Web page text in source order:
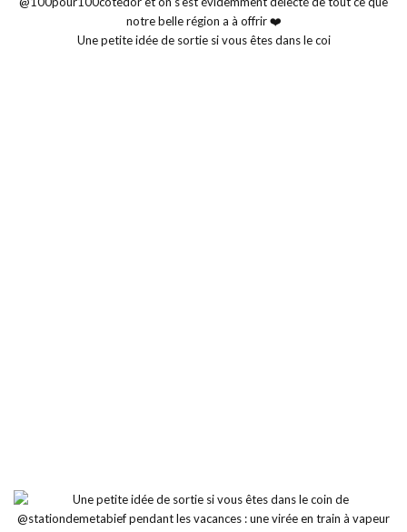
Une petite idée de sortie si vous êtes dans le coi